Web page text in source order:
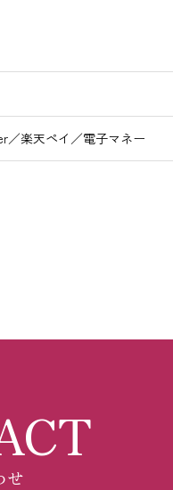
／楽天ペイ／電子マネー
せ